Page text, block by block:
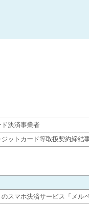
ド決済事業者
ジットカード等取扱契約締結
スマホ決済サービス「メ